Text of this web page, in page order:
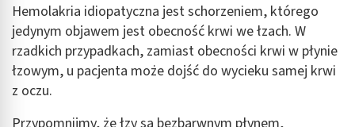
Hemolakria idiopatyczna jest schorzeniem, którego
jedynym objawem jest obecność krwi we łzach. W
rzadkich przypadkach, zamiast obecności krwi w płynie
łzowym, u pacjenta może dojść do wycieku samej krwi
z oczu.